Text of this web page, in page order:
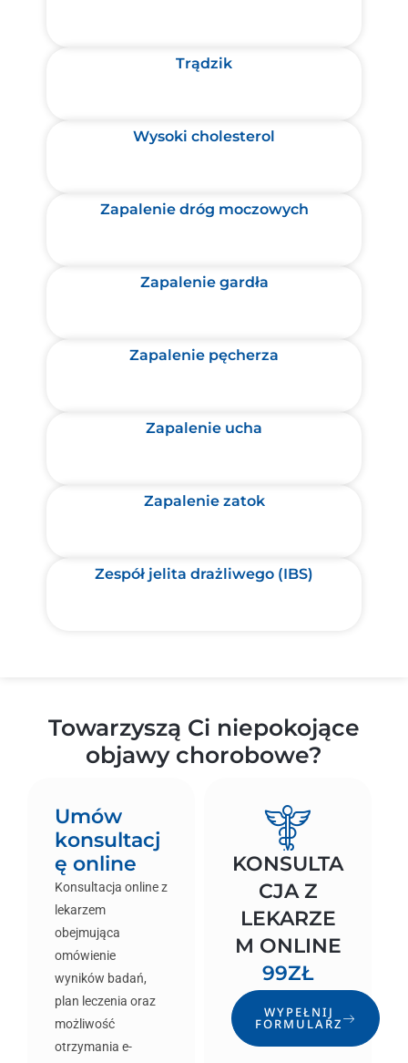
Trądzik
Wysoki cholesterol
Zapalenie dróg moczowych
Zapalenie gardła
Zapalenie pęcherza
Zapalenie ucha
Zapalenie zatok
Zespół jelita drażliwego (IBS)
Towarzyszą Ci niepokojące
objawy chorobowe?
Umów
konsultacj
ę online
Konsultacja online z
lekarzem
obejmująca
omówienie
wyników badań,
plan leczenia oraz
możliwość
otrzymania e-
KONSULTA
CJA Z
LEKARZE
M ONLINE
99ZŁ
WYPEŁNIJ
FORMULARZ